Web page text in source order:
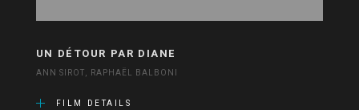
UN DÉTOUR PAR DIANE
ANN SIROT, RAPHAËL BALBONI
FILM DETAILS